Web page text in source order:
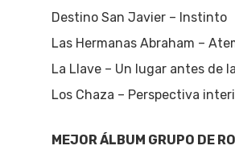
Destino San Javier – Instinto
Las Hermanas Abraham –
La Llave – Un lugar antes de
Los Chaza – Perspectiva
MEJOR ÁLBUM GRUPO DE